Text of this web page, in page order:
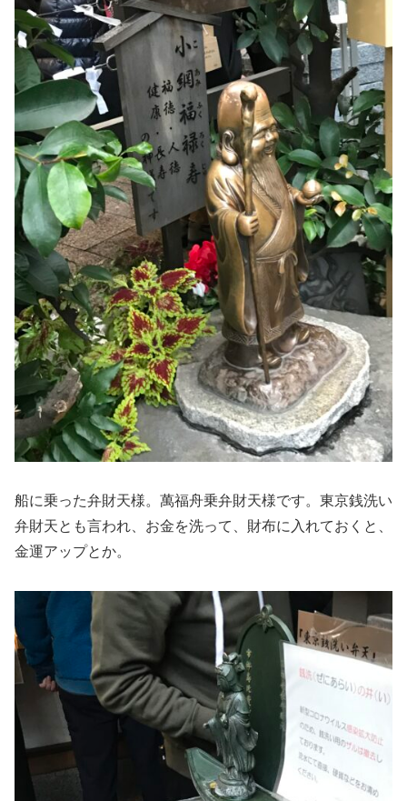
船に乗った弁財天様。萬福舟乗弁財天様です。東京銭洗い
弁財天とも言われ、お金を洗って、財布に入れておくと、
金運アップとか。